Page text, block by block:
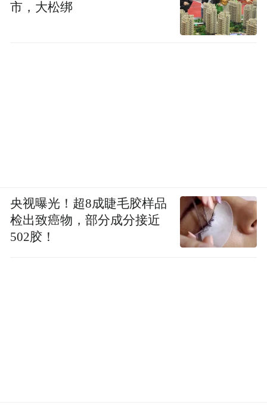
市，大松绑
央视曝光！超8成睫毛胶样品
检出致癌物，部分成分接近
502胶！